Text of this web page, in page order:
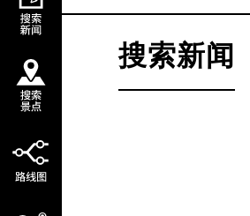
搜索新闻